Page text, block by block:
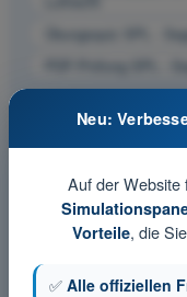
Übungsquiz SPL -
PDF-Prüfung SPL -
Neu:
Auf der Website
Vorteile, die
✅ Alle offiziellen